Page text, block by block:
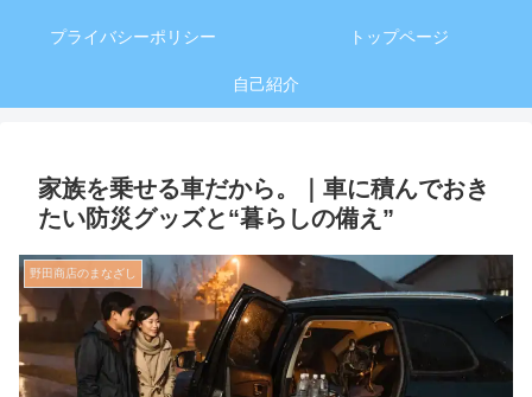
プライバシーポリシー トップページ
自己紹介
家族を乗せる車だから。｜車に積んでおき
たい防災グッズと“暮らしの備え”
野田商店のまなざし